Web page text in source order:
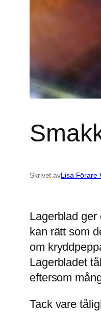
Skrivet avLisa Förare
Lagerblad
kan rätt som
om
Lagerbladet
eftersom
Tack vare